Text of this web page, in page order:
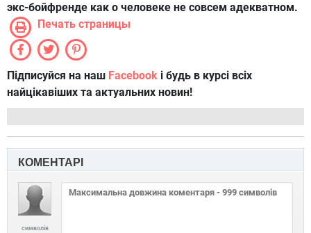
экс-бойфренде как о человеке не совсем адекватном.
Печать страницы
Підписуйся на наш Facebook і будь в курсі всіх
найцікавіших та актуальних новин!
КОМЕНТАРІ
символів